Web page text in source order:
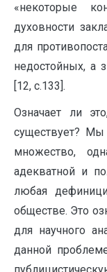
«некоторые
духовности
для
недостойных, а
[12, c.133].
Означает ли
существует?
множество,
адекватной и
любая
обществе. Это
для научного
данной